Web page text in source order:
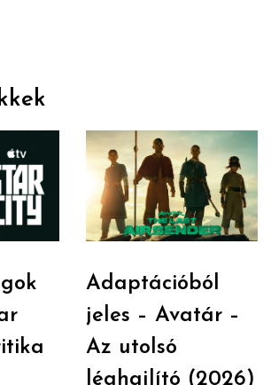
Adaptációból
jeles – Avatár –
Az utolsó
léghajlító (2026)